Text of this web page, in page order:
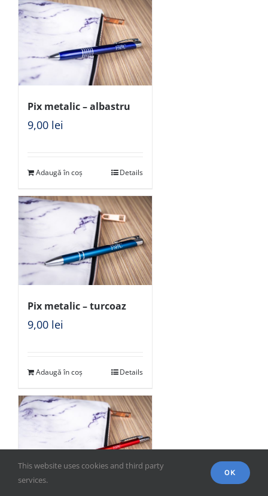
Pix metalic – albastru
9,00 lei
Adaugă în coș Details
Pix metalic – turcoaz
9,00 lei
Adaugă în coș Details
This website uses cookies and third party
services.
OK